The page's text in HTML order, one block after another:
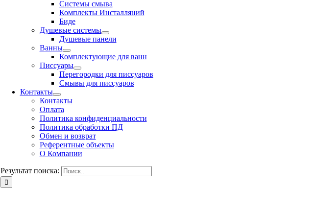
Системы смыва
Комплекты Инсталляций
Биде
Душевые системы
Душевые панели
Ванны
Комплектующие для ванн
Писсуары
Перегородки для писсуаров
Смывы для писсуаров
Контакты
Контакты
Оплата
Политика конфиденциальности
Политика обработки ПД
Обмен и возврат
Референтные объекты
О Компании
Результат поиска: